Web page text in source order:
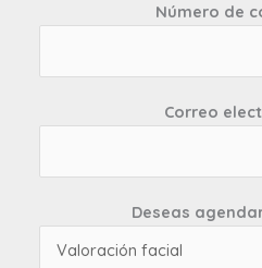
Número de
Correo
Deseas